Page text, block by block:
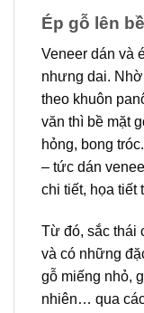
Ép gỗ lên
Veneer dán và
nhưng dai.
theo khuôn
văn thì bề mặt
hỏng, bong
– tức dán
chi tiết, họa tiết
Từ đó, sắc thái
và có những
gỗ miếng nhỏ,
nhiên… qua